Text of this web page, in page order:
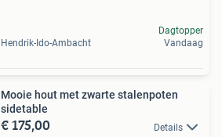
Hendrik-Ido-Ambacht
Dagtopper
Vandaag
Mooie hout met zwarte stalenpoten
sidetable
€ 175,00 Details